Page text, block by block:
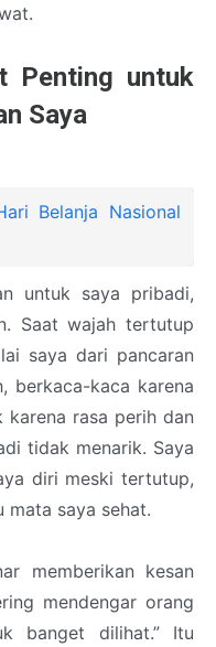
Penting untuk
Saya
Belanja Nasional
untuk saya pribadi,
Saat wajah tertutup
saya dari pancaran
berkaca-kaca karena
rasa perih dan
tidak menarik. Saya
diri meski tertutup,
mata saya sehat.
memberikan kesan
mendengar orang
banget dilihat.” Itu